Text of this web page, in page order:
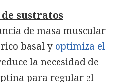
sustratos
de masa muscular
basal y optimiza el
la necesidad de
para regular el